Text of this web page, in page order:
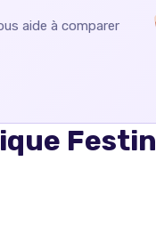
aide à comparer
Festin